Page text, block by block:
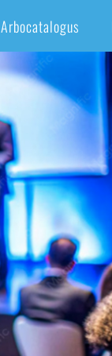
Arbocatalogus